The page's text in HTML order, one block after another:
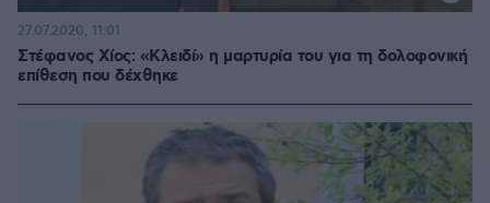
Στέφανος Χίος: «Κλειδί» η μαρτυρία του για τη δολοφονική
επίθεση που δέχθηκε
27.07.2020, 11:01